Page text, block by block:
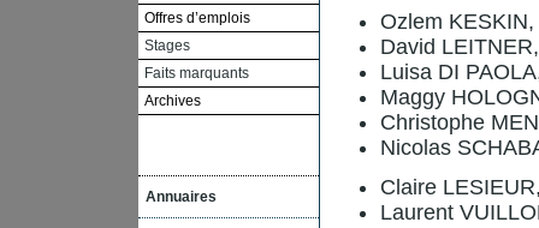
Offres d’emplois
Stages
Faits marquants
Archives
Annuaires
Ozlem
David
Luisa DI
Maggy
Christophe
Nicolas
Claire
Laurent